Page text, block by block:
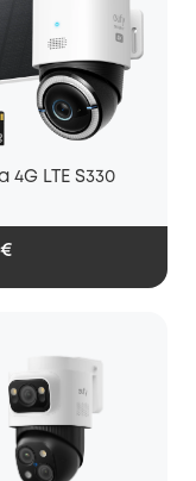
4G LTE S330